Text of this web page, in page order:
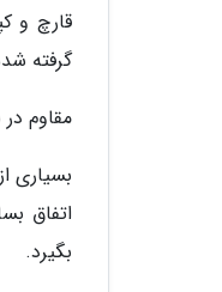
قارچ و
گرفته
مقاوم
بسیاری
اتفاق
بگیرد.